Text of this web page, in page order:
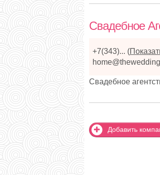
Свадебное
+7(343)... (
Свадебное
Добавить